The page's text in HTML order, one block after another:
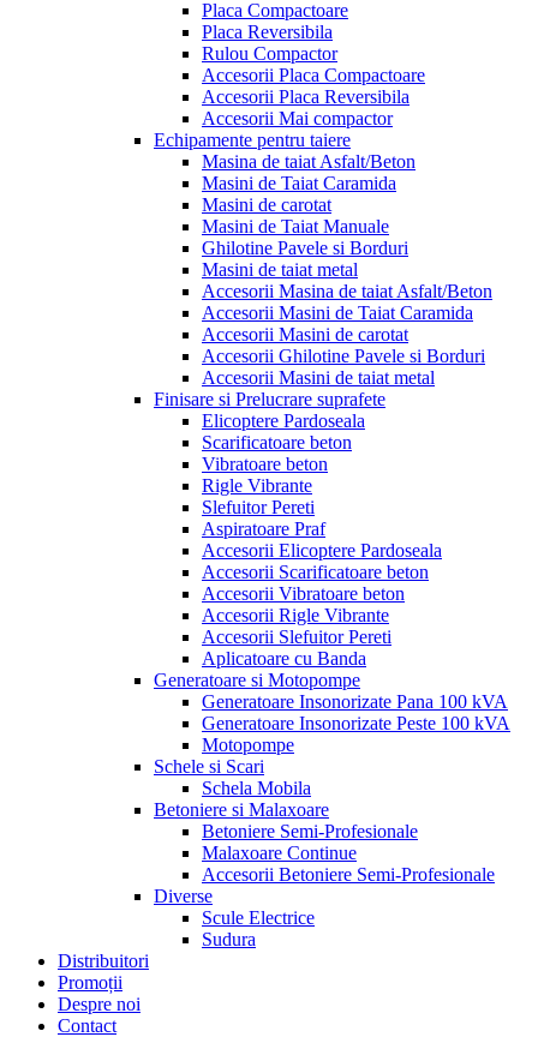
Placa Compactoare
Placa Reversibila
Rulou Compactor
Accesorii Placa Compactoare
Accesorii Placa Reversibila
Accesorii Mai compactor
Echipamente pentru taiere
Masina de taiat Asfalt/Beton
Masini de Taiat Caramida
Masini de carotat
Masini de Taiat Manuale
Ghilotine Pavele si Borduri
Masini de taiat metal
Accesorii Masina de taiat Asfalt/Beton
Accesorii Masini de Taiat Caramida
Accesorii Masini de carotat
Accesorii Ghilotine Pavele si Borduri
Accesorii Masini de taiat metal
Finisare si Prelucrare suprafete
Elicoptere Pardoseala
Scarificatoare beton
Vibratoare beton
Rigle Vibrante
Slefuitor Pereti
Aspiratoare Praf
Accesorii Elicoptere Pardoseala
Accesorii Scarificatoare beton
Accesorii Vibratoare beton
Accesorii Rigle Vibrante
Accesorii Slefuitor Pereti
Aplicatoare cu Banda
Generatoare si Motopompe
Generatoare Insonorizate Pana 100 kVA
Generatoare Insonorizate Peste 100 kVA
Motopompe
Schele si Scari
Schela Mobila
Betoniere si Malaxoare
Betoniere Semi-Profesionale
Malaxoare Continue
Accesorii Betoniere Semi-Profesionale
Diverse
Scule Electrice
Sudura
Distribuitori
Promoții
Despre noi
Contact